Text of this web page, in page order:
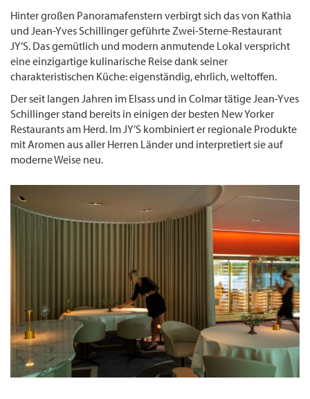
Hinter großen Panoramafenstern verbirgt sich das von Kathia
und Jean-Yves Schillinger geführte Zwei-Sterne-Restaurant
JY’S. Das gemütlich und modern anmutende Lokal verspricht
eine einzigartige kulinarische Reise dank seiner
charakteristischen Küche: eigenständig, ehrlich, weltoffen.
Der seit langen Jahren im Elsass und in Colmar tätige Jean-Yves
Schillinger stand bereits in einigen der besten New Yorker
Restaurants am Herd. Im JY’S kombiniert er regionale Produkte
mit Aromen aus aller Herren Länder und interpretiert sie auf
moderne Weise neu.